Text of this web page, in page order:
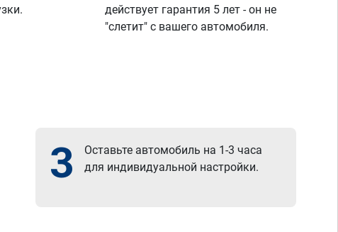
действует гарантия 5 лет - он не
"слетит" с вашего автомобиля.
3
Оставьте автомобиль на 1-3 часа
для индивидуальной настройки.